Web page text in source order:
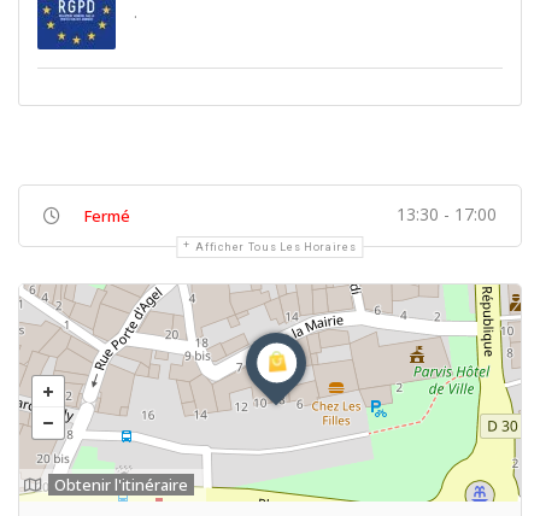
.
Fermé 13:30 - 17:00
Afficher Tous Les Horaires
Obtenir l'itinéraire